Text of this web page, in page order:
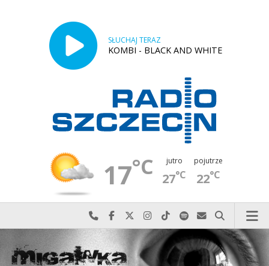
SŁUCHAJ TERAZ
KOMBI - BLACK AND WHITE
17°C jutro
27°C
pojutrze
22°C
Najlepiej po prostu do nas zadzwoń
Odwiedź nas na Facebook-u
Odwiedź nas na X
Odwiedź nas na Instagram-ie
Odwiedź nas na TikTok-u
Szukaj nas na Spotify
Wyślij do nas
Szukaj